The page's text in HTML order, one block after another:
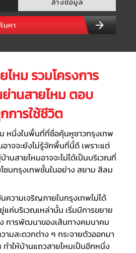
นหา
ไหม รวมโครงการ
านสายไหม ตอบ
การใช้ชีวิต
หนึ่งในพื้นที่ที่ชื่อคุ้นหูชาวกรุงเทพ
าจจะยังไม่รู้จักพื้นที่นี้ดี เพราะแต่
านสายไหมอาจจะไม่ได้เป็นบริเวณที่
ซนกรุงเทพชั้นในอย่าง สยาม สีลม
ความเจริญภายในกรุงเทพไม่ได้
แค่บริเวณเหล่านั้น เริ่มมีการขยาย
การพัฒนาของเส้นทางคมนาคม
ามสะดวกต่าง ๆ กระจายตัวออกมา
ทำให้บ้านแถวสายไหมเป็นอีกหนึ่ง